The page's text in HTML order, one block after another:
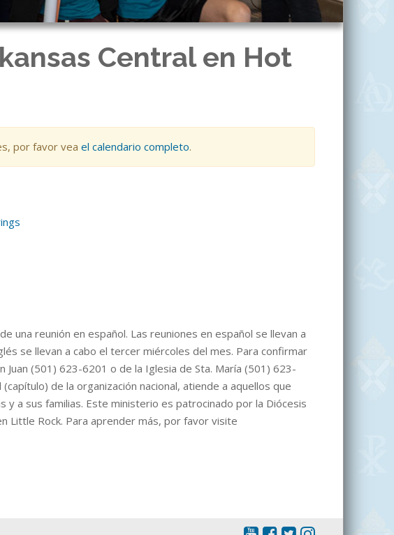
Central en Hot
por favor vea el calendario completo.
una reunión en español. Las reuniones en español se llevan a
se llevan a cabo el tercer miércoles del mes. Para confirmar
Juan (501) 623-6201 o de la Iglesia de Sta. María (501) 623-
de la organización nacional, atiende a aquellos que
a sus familias. Este ministerio es patrocinado por la Diócesis
Little Rock. Para aprender más, por favor visite